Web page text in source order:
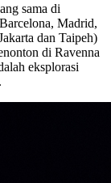
sama di
Madrid,
dan Taipeh)
di Ravenna
eksplorasi